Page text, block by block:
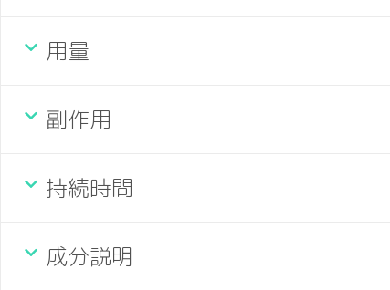
用量
副作用
持続時間
成分説明